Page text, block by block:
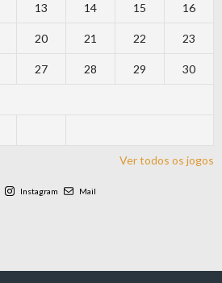
13 14 15 16
20 21 22 23
27 28 29 30
Ver todos os jogos
Instagram Mail